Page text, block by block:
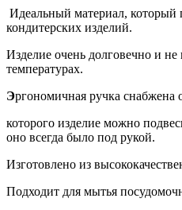
Идеальный материал, который
кондитерских изделий.
Изделие очень долговечно и
температурах.
Эргономичная ручка
которого изделие можно
оно всегда было под рукой.
Изготовлено из
Подходит для мытья